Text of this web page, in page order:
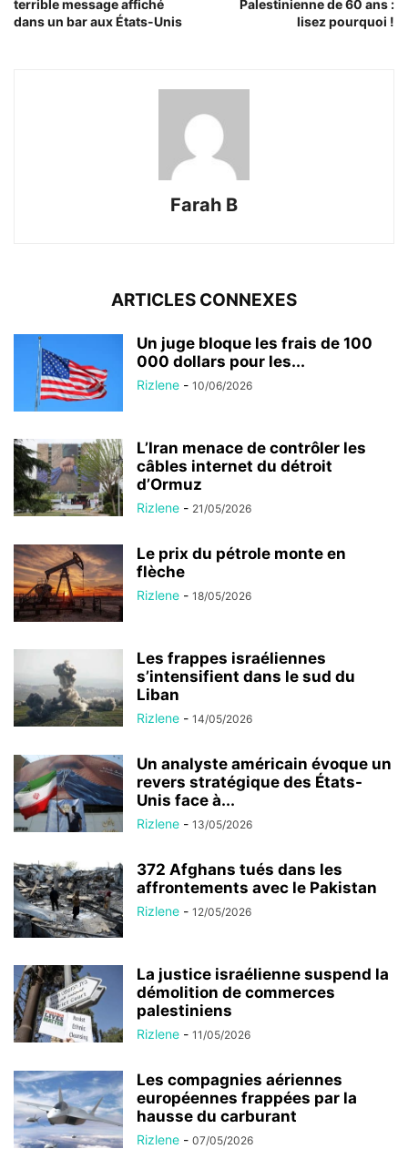
terrible message affiché
dans un bar aux États-Unis
Palestinienne de 60 ans :
lisez pourquoi !
Farah B
ARTICLES CONNEXES
Un juge bloque les frais de 100
000 dollars pour les...
Rizlene - 10/06/2026
L’Iran menace de contrôler les
câbles internet du détroit
d’Ormuz
Rizlene - 21/05/2026
Le prix du pétrole monte en
flèche
Rizlene - 18/05/2026
Les frappes israéliennes
s’intensifient dans le sud du
Liban
Rizlene - 14/05/2026
Un analyste américain évoque un
revers stratégique des États-
Unis face à...
Rizlene - 13/05/2026
372 Afghans tués dans les
affrontements avec le Pakistan
Rizlene - 12/05/2026
La justice israélienne suspend la
démolition de commerces
palestiniens
Rizlene - 11/05/2026
Les compagnies aériennes
européennes frappées par la
hausse du carburant
Rizlene - 07/05/2026